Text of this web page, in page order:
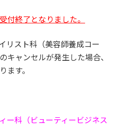
付終了となりました。
リスト科（美容師養成コー
キャンセルが発生した場合、
ます。
ー科（ビューティービジネス